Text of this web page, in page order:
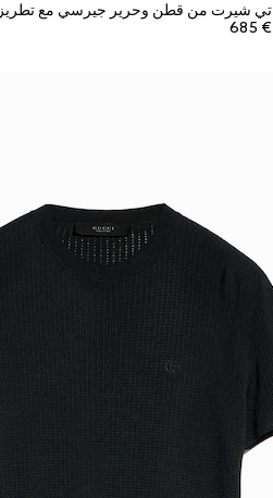
تي شيرت من قطن وحرير جيرسي مع تطريز
€ 685